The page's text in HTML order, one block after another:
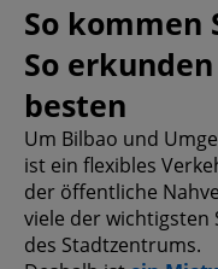
So kommen
So
besten
Um Bilbao und
ist ein flexibles
der öffentliche
viele der wichtigsten
des Stadtzentrums.